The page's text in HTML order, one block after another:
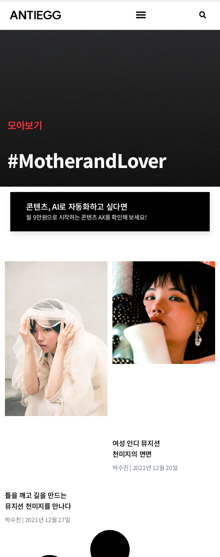
모아보기
#MotherandLover
콘텐츠, AI로 자동화하고 싶다면
월 9만원으로 시작하는 콘텐츠 AX를 확인해 보세요!
틀을 깨고 길을 만드는
뮤지션 천미지를 만나다
박수진 2021년 12월 27일
여성 인디 뮤지션
천미지의 면면
박수진 2021년 12월 20일